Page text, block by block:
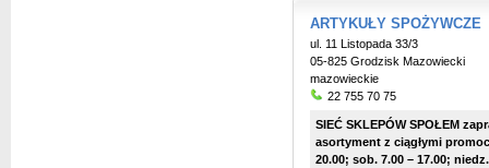
ARTYKUŁY SPOŻYWCZE
ul. 11 Listopada 33/3
05-825 Grodzisk Mazowiecki
mazowieckie
22 755 70 75
SIEĆ SKLEPÓW SPOŁEM
asortyment z ciągłymi
20.00; sob. 7.00 – 17.00;